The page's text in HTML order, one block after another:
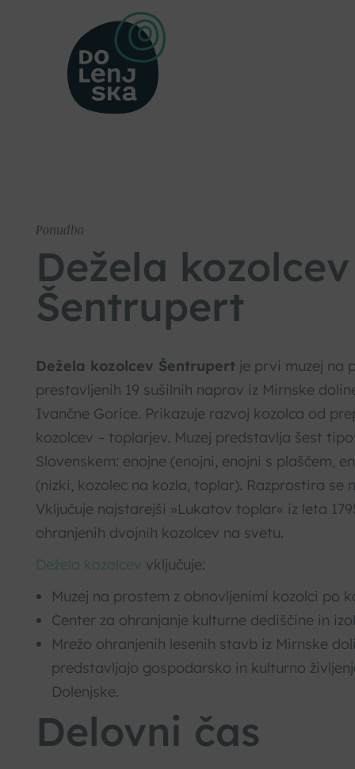
Ponudba
Dežela kozolcev
Šentrupert
Dežela kozolcev Šentrupert je prvi muzej na
prestavljenih 19 sušilnih naprav iz Mirnske
Ivančne Gorice. Prikazuje razvoj kozolca od
kozolcev – toplarjev. Muzej predstavlja šest
Slovenskem: enojne (enojni, enojni s plaščem,
(nizki, kozolec na kozla, toplar). Razprostira se
Vključuje najstarejši »Lukatov toplar« iz leta
ohranjenih dvojnih kozolcev na svetu.
Dežela kozolcev vključuje:
Muzej na prostem z obnovljenimi kozolci po
Center za ohranjanje kulturne dediščine in
Mrežo ohranjenih lesenih stavb iz Mirnske
predstavljajo gospodarsko in kulturno
Dolenjske.
Delovni čas